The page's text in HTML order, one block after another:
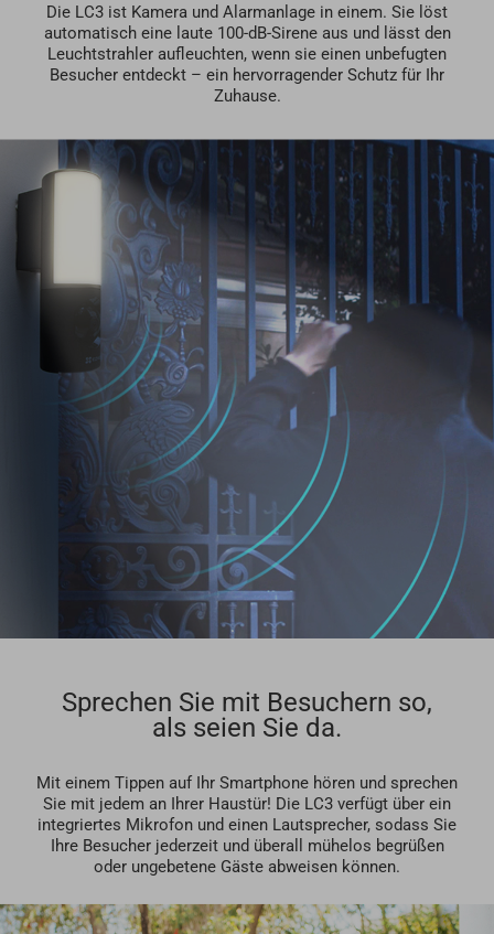
Die LC3 ist Kamera und Alarmanlage in einem. Sie löst
automatisch eine laute 100-dB-Sirene aus und lässt den
Leuchtstrahler aufleuchten, wenn sie einen unbefugten
Besucher entdeckt – ein hervorragender Schutz für Ihr
Zuhause.
Sprechen Sie mit Besuchern so,
als seien Sie da.
Mit einem Tippen auf Ihr Smartphone hören und sprechen
Sie mit jedem an Ihrer Haustür! Die LC3 verfügt über ein
integriertes Mikrofon und einen Lautsprecher, sodass Sie
Ihre Besucher jederzeit und überall mühelos begrüßen
oder ungebetene Gäste abweisen können.